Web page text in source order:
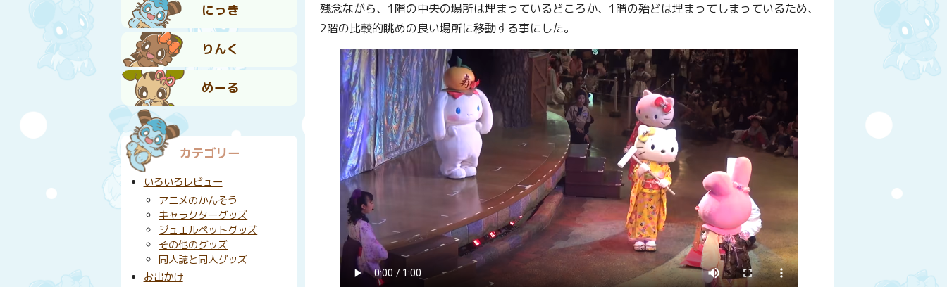
にっき
りんく
めーる
残念ながら、1階の中央の場所は埋まっているどころか、1階の殆どは埋まってしまっているため、
2階の比較的眺めの良い場所に移動する事にした。
カテゴリー
いろいろレビュー
アニメのかんそう
キャラクターグッズ
ジュエルペットグッズ
その他のグッズ
同人誌と同人グッズ
お出かけ